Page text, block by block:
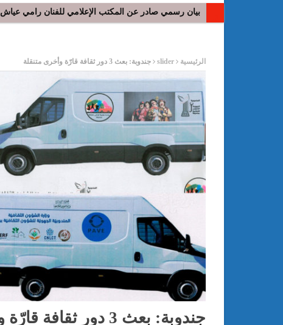
بيان رسمي صادر عن المكتب الإعلامي للفنان رامي عياش
الرئيسية slider جندوبة: بعث 3 دور ثقافة قارّة وأخرى متنقلة
جندوبة: بعث 3 دور ثقافة قارّة وأخرى متنقلة